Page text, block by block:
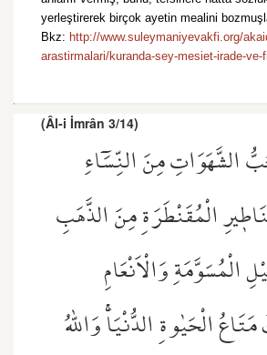
yerleştirerek birçok ayetin mealini
Bkz: http://www.suleymaniyevakfi.org/
arastirmalari/kuranda-sey-mesiet-irade-ve-
(Âl-i İmrân 3/14)
الشَّهَوَاتِ مِنَ النِّسَٓاءِ
الْمُقَنْطَرَةِ مِنَ الذَّهَبِ
الْمُسَوَّمَةِ وَالْاَنْعَامِ
الْحَيٰوةِ الدُّنْيَاۚ وَاللّٰهُ